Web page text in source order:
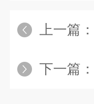
上一篇：
下一篇：